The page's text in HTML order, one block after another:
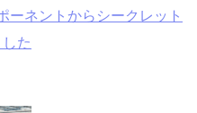
ーネントからシークレット
た